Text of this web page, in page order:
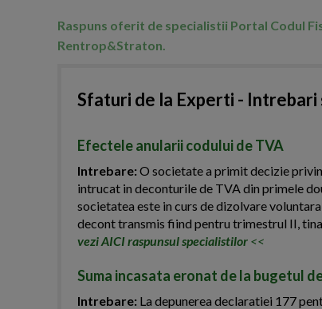
Raspuns oferit de specialistii Portal Codul
Rentrop&Straton.
Sfaturi de la Experti - Intrebari
Efectele anularii codului de TVA
Intrebare:O societate a primit decizie
intrucat in deconturile de TVA din primele
societatea este in curs de dizolvare
decont transmis fiind pentru trimestrul II,
vezi AICI raspunsul specialistilor <<
Suma incasata eronat de la bugetul
Intrebare: La depunerea declaratiei 177